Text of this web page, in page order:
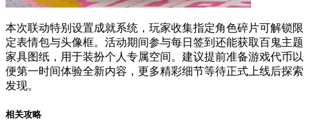
本次联动特别设置成就系统，玩家收集指定角色碎片可解锁限
定表情包与头像框。活动期间参与每日签到还能获取百鬼主题
家具图纸，用于装扮个人专属空间。建议提前准备游戏代币以
便第一时间体验全新内容，更多精彩细节等待正式上线后探索
发现。
相关攻略